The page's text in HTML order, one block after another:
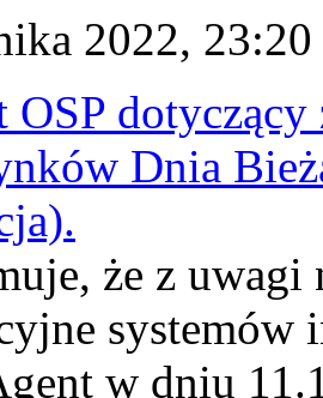
2022, 23:20
dotyczący
Dnia
że z uwagi
w dniu